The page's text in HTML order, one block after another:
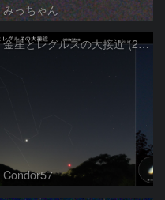
みっちゃん
金星とレグルスの大接近 (2026/07/09)
Condor57